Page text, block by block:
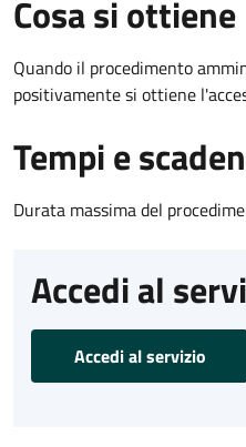
Cosa si ottiene
Quando il procedimento
positivamente si ottiene
Tempi e
Durata massima del
Accedi al
Accedi al servizio